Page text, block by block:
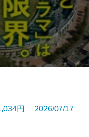
円 2026/07/17